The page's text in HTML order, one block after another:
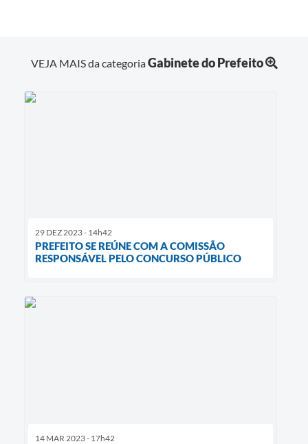
VEJA MAIS da categoriaGabinete do Prefeito
29 DEZ 2023 - 14h42
PREFEITO SE REÚNE COM A COMISSÃO
RESPONSÁVEL PELO CONCURSO PÚBLICO
14 MAR 2023 - 17h42